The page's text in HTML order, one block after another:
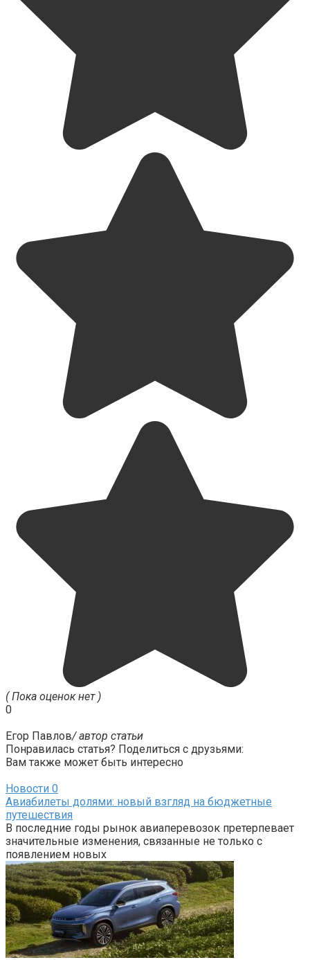
( Пока оценок нет )
0
Егор Павлов/ автор статьи
Понравилась статья? Поделиться с друзьями:
Вам также может быть интересно
Новости 0
Авиабилеты долями: новый взгляд на бюджетные
путешествия
В последние годы рынок авиаперевозок претерпевает
значительные изменения, связанные не только с
появлением новых